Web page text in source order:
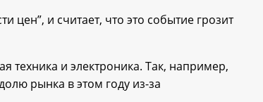
и считает, что это событие грозит
техника и электроника. Так, например,
рынка в этом году из-за